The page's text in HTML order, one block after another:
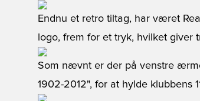
Endnu et retro tiltag, har været
logo, frem for et tryk, hvilket giver
Som nævnt er der på venstre
1902-2012", for at hylde klubbens